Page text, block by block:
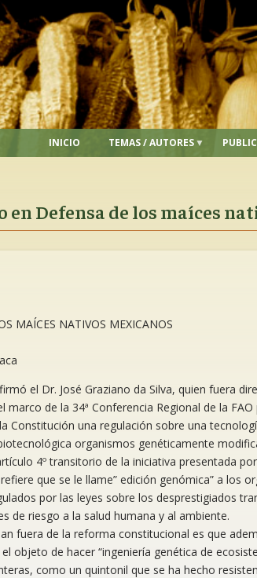
INICIO TEMAS / AUTORES
Defensa de los maíces
MAÍCES NATIVOS MEXICANOS
el Dr. José Graziano da Silva, quien fuera
de la 34ª Conferencia Regional de la
Constitución una regulación sobre una
organismos genéticamente
4º transitorio de la iniciativa presentada
que se le llame” edición genómica” a los
por las leyes sobre los desprestigiados
de riesgo a la salud humana y al ambiente.
fuera de la reforma constitucional es que
objeto de hacer “ingeniería genética de
como un quintonil que se ha hecho